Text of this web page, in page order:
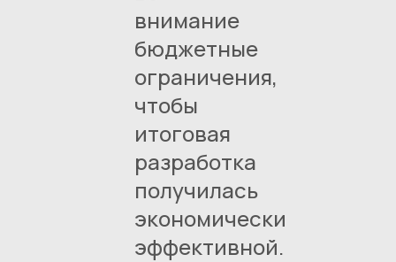
внимание
бюджетные
ограничения,
чтобы
итоговая
разработка
получилась
экономически
эффективной.